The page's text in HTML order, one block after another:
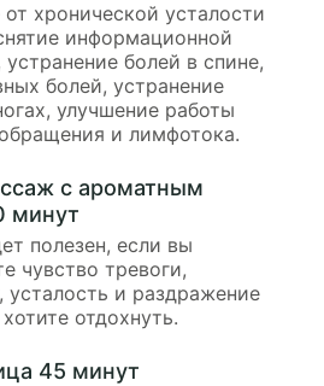
хронической усталости
информационной
устранение болей в спине,
болей, устранение
улучшение работы
и лимфотока.
с ароматным
минут
полезен, если вы
чувство тревоги,
усталость и раздражение
отдохнуть.
45 минут